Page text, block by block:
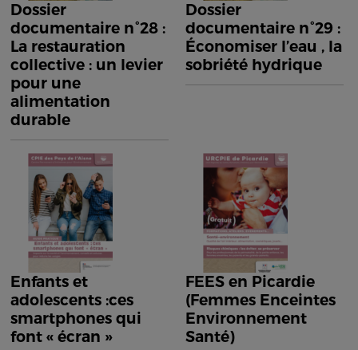
Dossier
documentaire n°28 :
La restauration
collective : un levier
pour une
alimentation
durable
Dossier
documentaire n°29 :
Économiser l’eau , la
sobriété hydrique
Enfants et
adolescents :ces
smartphones qui
font « écran »
FEES en Picardie
(Femmes Enceintes
Environnement
Santé)